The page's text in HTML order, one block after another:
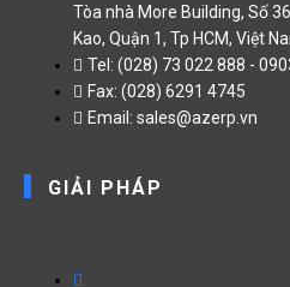
Tòa nhà More Building, Số
Kao, Quận 1, Tp HCM, Việt
Tel: (028) 73 022 888 -
Fax: (028) 6291 4745
Email: sales@azerp.vn
GIẢI PHÁP